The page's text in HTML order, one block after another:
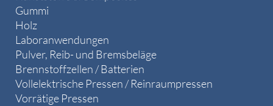
Gummi
Holz
Laboranwendungen
Pulver, Reib- und Bremsbeläge
Brennstoffzellen / Batterien
Vollelektrische Pressen / Reinraumpressen
Vorrätige Pressen